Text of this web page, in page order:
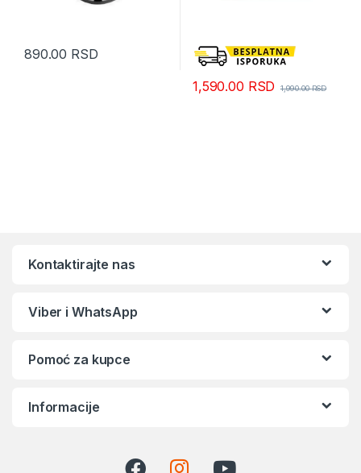
890.00 RSD
1,590.00 RSD 1,990.00RSD
Kontaktirajte nas
Viber i WhatsApp
Pomoć za kupce
Informacije